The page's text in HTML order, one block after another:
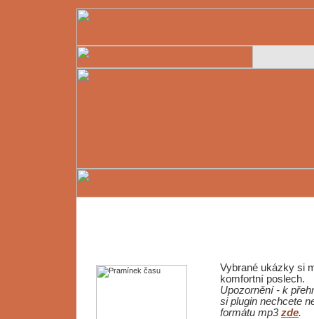
Vybrané ukázky si
komfortní poslech.
Upozornění - k
si plugin nechcete
formátu mp3zde.